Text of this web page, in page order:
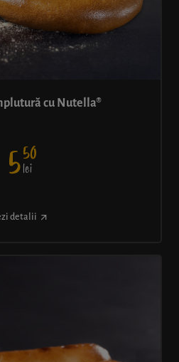
cu Nutella®
550
lei
detalii